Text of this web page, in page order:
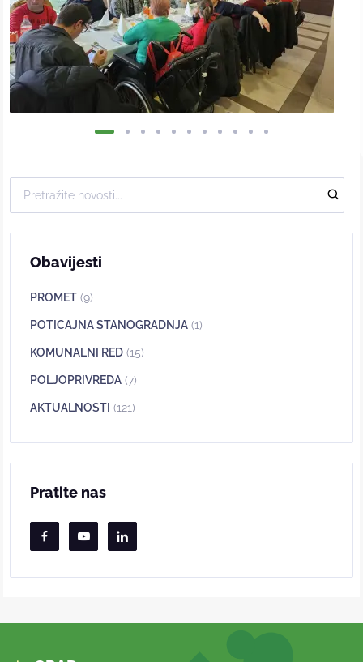
Obavijesti
PROMET (9)
POTICAJNA STANOGRADNJA (1)
KOMUNALNI RED (15)
POLJOPRIVREDA (7)
AKTUALNOSTI (121)
Pratite nas